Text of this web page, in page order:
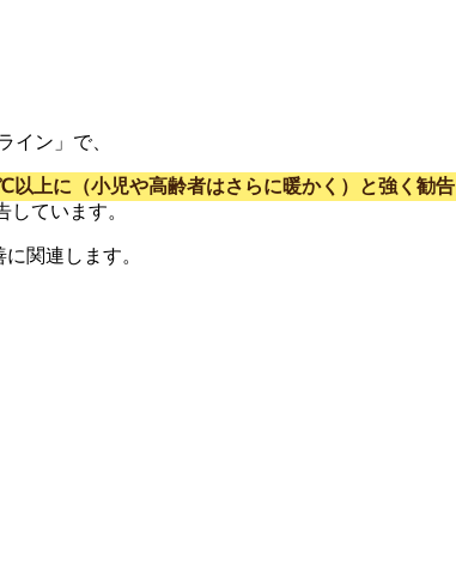
イン」で、
以上に（小児や高齢者はさらに暖かく）と強く勧告
ています。
関連します。